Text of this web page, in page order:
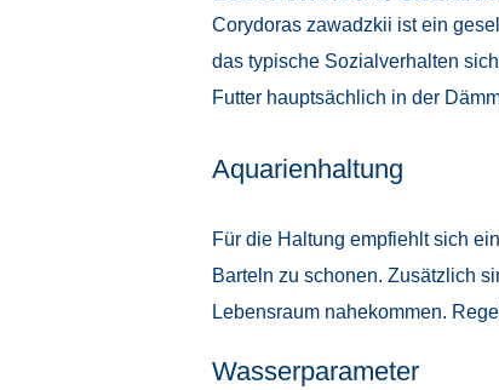
Corydoras zawadzkii ist ein
das typische Sozialverhalten
Futter hauptsächlich in der
Aquarienhaltung
Für die Haltung empfiehlt sich
Barteln zu schonen. Zusätzlich
Lebensraum nahekommen.
Wasserparameter